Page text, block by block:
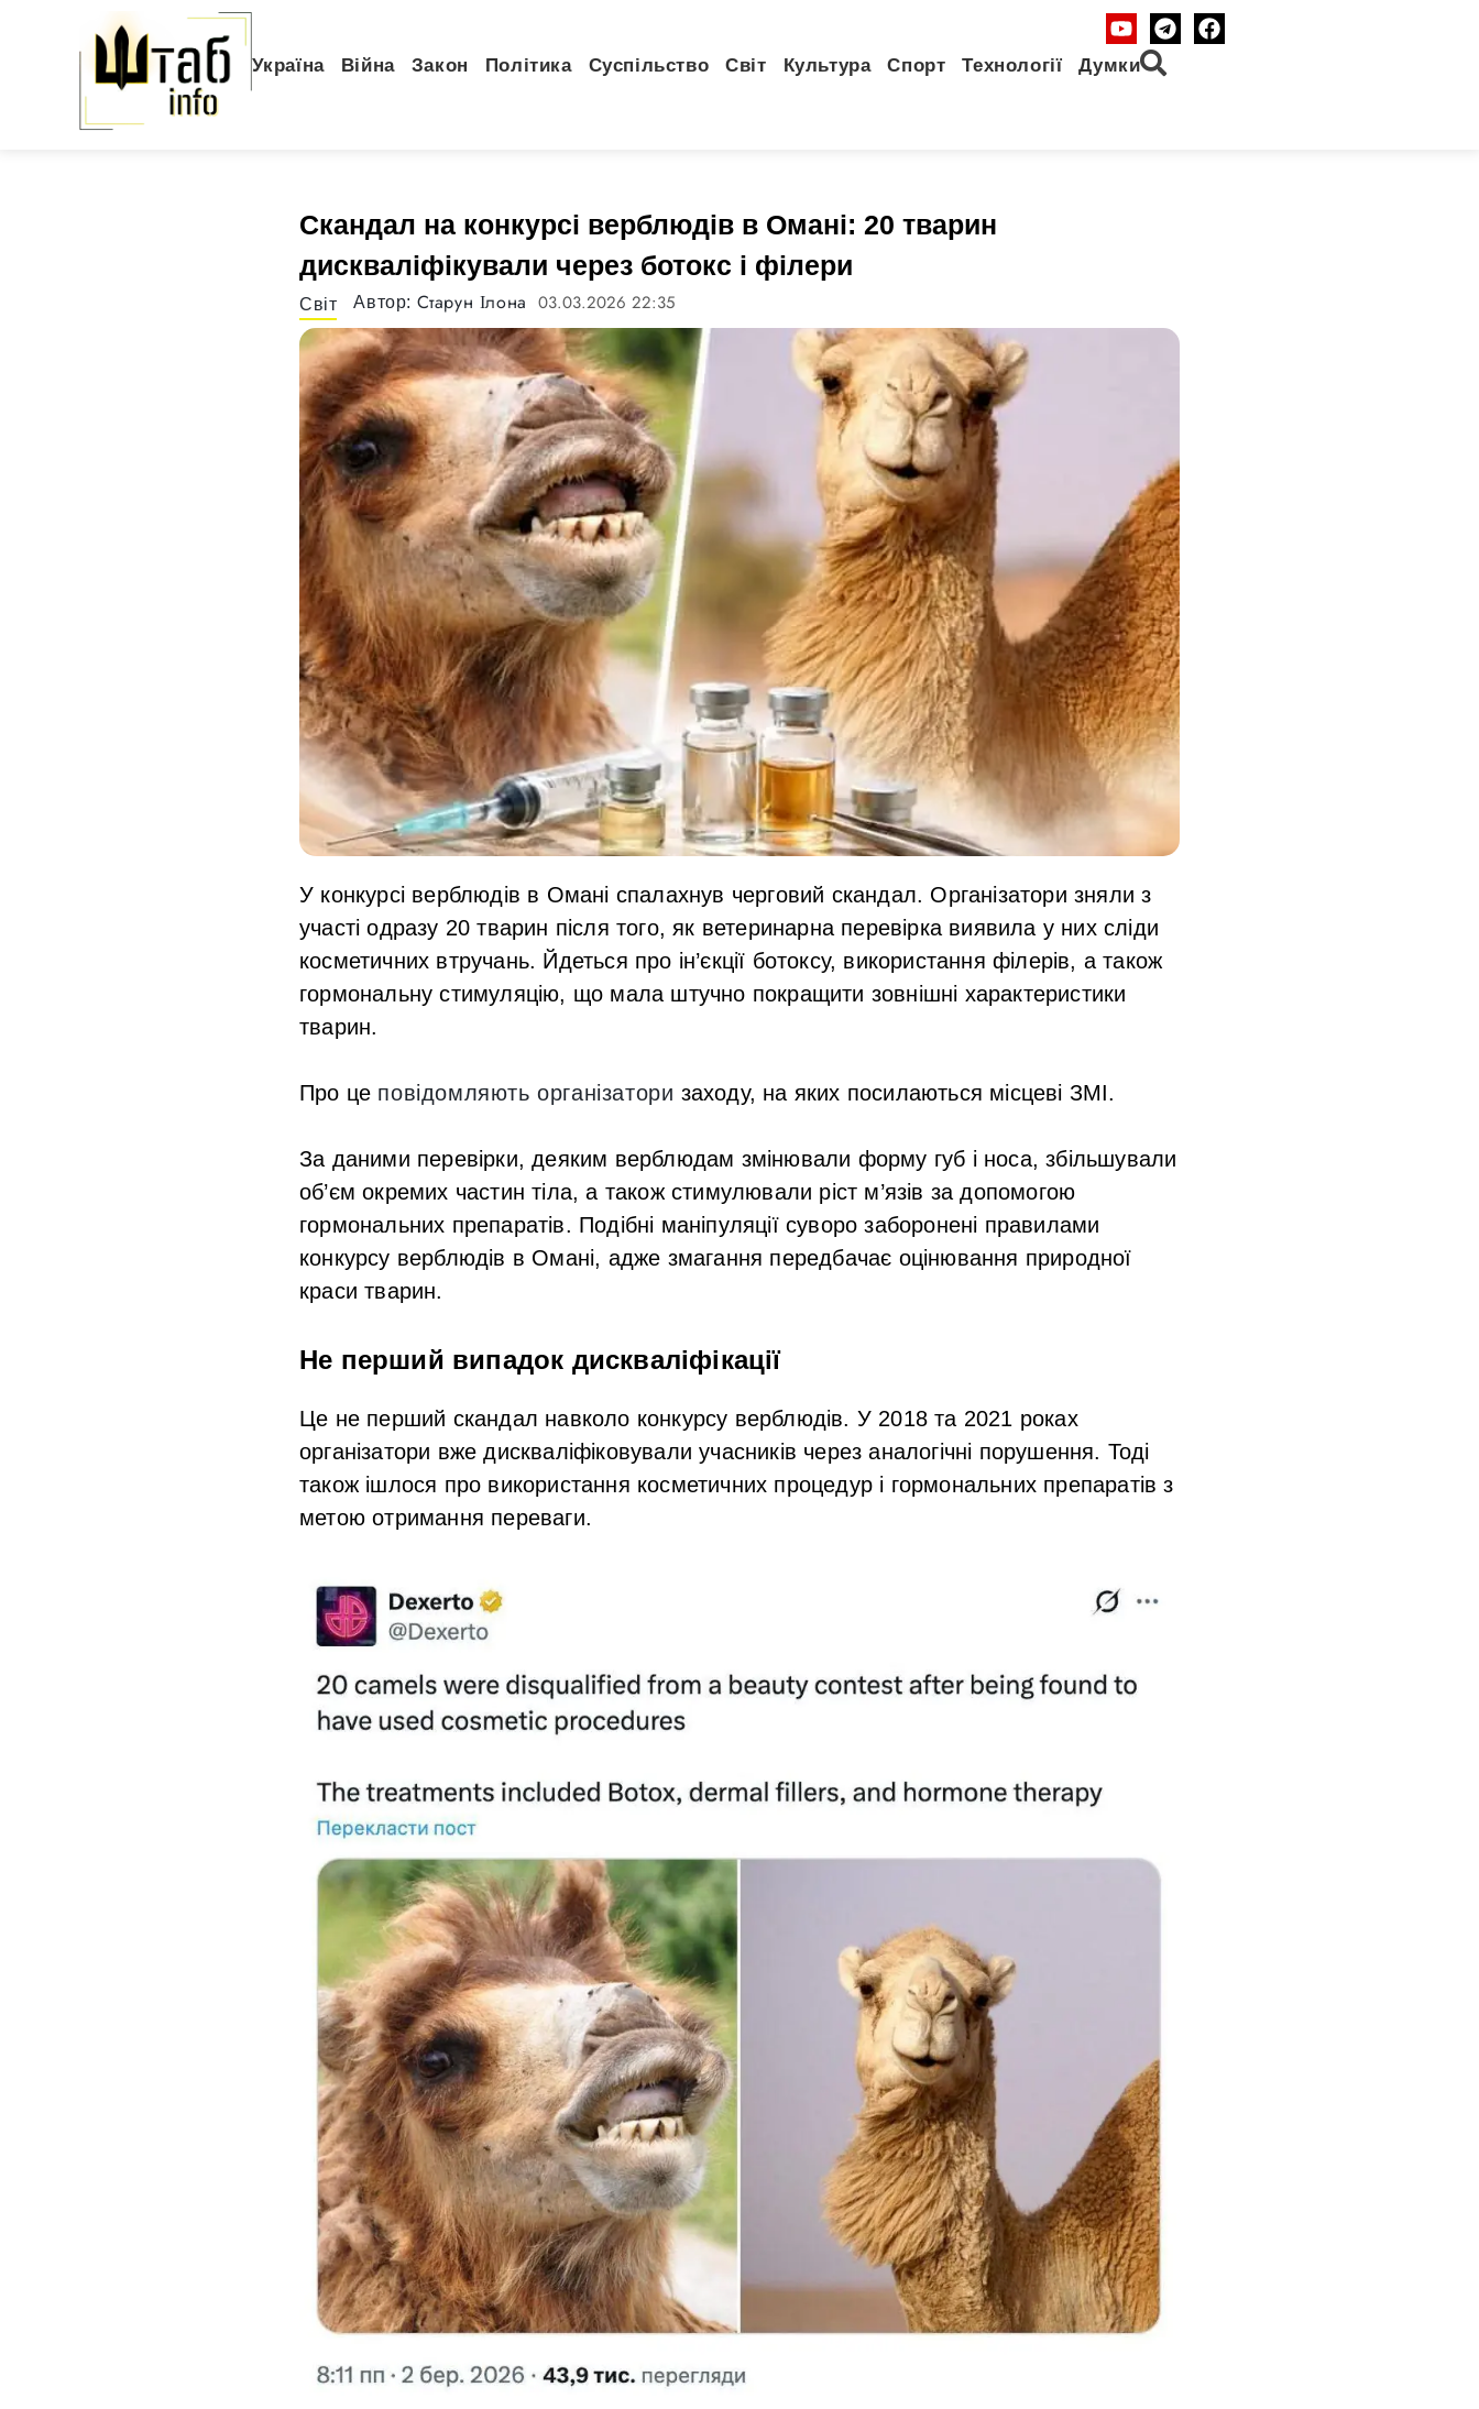
Україна Війна Закон Політика Суспільство Світ Культура Спорт Технології Думки
Скандал на конкурсі верблюдів в Омані: 20 тварин
дискваліфікували через ботокс і філери
Світ Автор: Старун Ілона 03.03.2026 22:35
У конкурсі верблюдів в Омані спалахнув черговий скандал. Організатори зняли з
участі одразу 20 тварин після того, як ветеринарна перевірка виявила у них сліди
косметичних втручань. Йдеться про ін’єкції ботоксу, використання філерів, а також
гормональну стимуляцію, що мала штучно покращити зовнішні характеристики
тварин.
Про це повідомляють організатори заходу, на яких посилаються місцеві ЗМІ.
За даними перевірки, деяким верблюдам змінювали форму губ і носа, збільшували
об’єм окремих частин тіла, а також стимулювали ріст м’язів за допомогою
гормональних препаратів. Подібні маніпуляції суворо заборонені правилами
конкурсу верблюдів в Омані, адже змагання передбачає оцінювання природної
краси тварин.
Не перший випадок дискваліфікації
Це не перший скандал навколо конкурсу верблюдів. У 2018 та 2021 роках
організатори вже дискваліфіковували учасників через аналогічні порушення. Тоді
також ішлося про використання косметичних процедур і гормональних препаратів з
метою отримання переваги.